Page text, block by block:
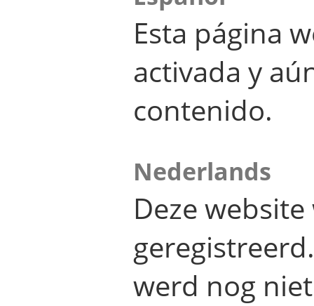
Esta página
activada y
contenido.
Nederlands
Deze
werd nog